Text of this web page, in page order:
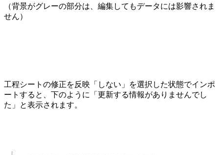
（背景がグレーの部分は、編集してもデータには影響されま
せん）
工程シートの修正を反映「しない」を選択した状態でインポ
ートすると、下のように「更新する情報がありませんでし
た」と表示されます。